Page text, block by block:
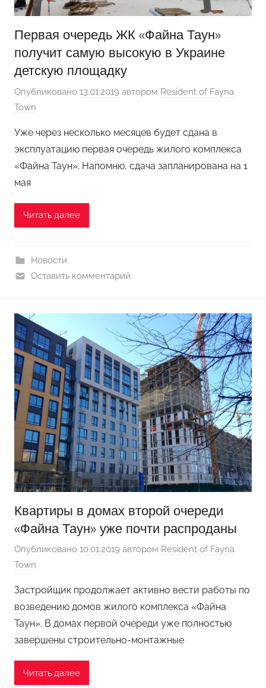
Первая очередь ЖК «Файна Таун»
получит самую высокую в Украине
детскую площадку
Опубликовано 13.01.2019 автором Resident of Fayna
Town
Уже через несколько месяцев будет сдана в
эксплуатацию первая очередь жилого комплекса
«Файна Таун». Напомню, сдача запланирована на 1
мая
Читать далее
Новости
Оставить комментарий
Квартиры в домах второй очереди
«Файна Таун» уже почти распроданы
Опубликовано 10.01.2019 автором Resident of Fayna
Town
Застройщик продолжает активно вести работы по
возведению домов жилого комплекса «Файна
Таун». В домах первой очереди уже полностью
завершены строительно-монтажные
Читать далее